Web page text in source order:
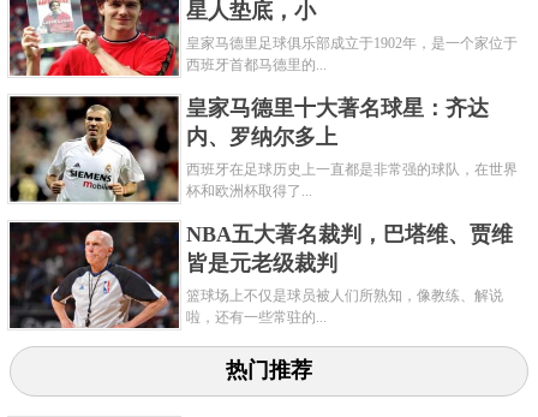
NBA的球迷曾说过这样的评价：科比是继乔丹以
后的又一个最伟大球星。虽然这句话看起来有点“商业
星人垫底，小
皇家马德里足球俱乐部成立于1902年，是一个家位于
西班牙首都马德里的...
皇家马德里十大著名球星：齐达
内、罗纳尔多上
西班牙在足球历史上一直都是非常强的球队，在世界
杯和欧洲杯取得了...
NBA五大著名裁判，巴塔维、贾维
皆是元老级裁判
篮球场上不仅是球员被人们所熟知，像教练、解说
啦，还有一些常驻的...
热门推荐